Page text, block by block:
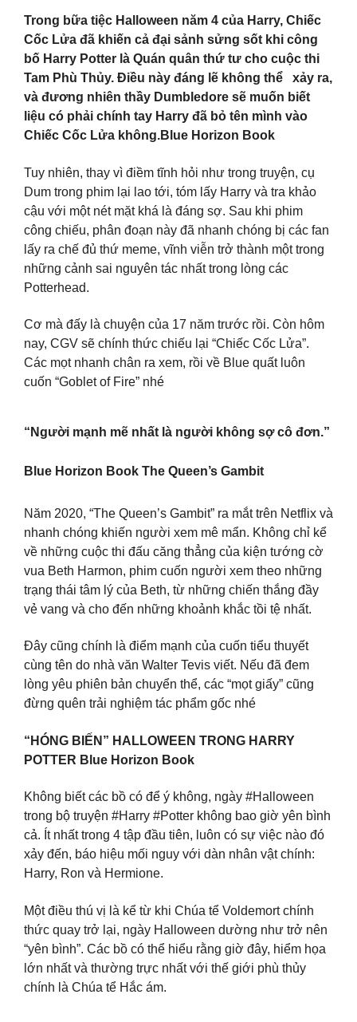
Trong bữa tiệc Halloween năm 4 của Harry, Chiếc
Cốc Lửa đã khiến cả đại sảnh sửng sốt khi công
bố Harry Potter là Quán quân thứ tư cho cuộc thi
Tam Phù Thủy. Điều này đáng lẽ không thể xảy ra,
và đương nhiên thầy Dumbledore sẽ muốn biết
liệu có phải chính tay Harry đã bỏ tên mình vào
Chiếc Cốc Lửa không.Blue Horizon Book
Tuy nhiên, thay vì điềm tĩnh hỏi như trong truyện, cụ
Dum trong phim lại lao tới, tóm lấy Harry và tra khảo
cậu với một nét mặt khá là đáng sợ. Sau khi phim
công chiếu, phân đoạn này đã nhanh chóng bị các fan
lấy ra chế đủ thứ meme, vĩnh viễn trở thành một trong
những cảnh sai nguyên tác nhất trong lòng các
Potterhead.
Cơ mà đấy là chuyện của 17 năm trước rồi. Còn hôm
nay, CGV sẽ chính thức chiếu lại “Chiếc Cốc Lửa”.
Các mọt nhanh chân ra xem, rồi về Blue quất luôn
cuốn “Goblet of Fire” nhé
“Người mạnh mẽ nhất là người không sợ cô đơn.”
Blue Horizon Book The Queen’s Gambit
Năm 2020, “The Queen’s Gambit” ra mắt trên Netflix và
nhanh chóng khiến người xem mê mẩn. Không chỉ kể
về những cuộc thi đấu căng thẳng của kiện tướng cờ
vua Beth Harmon, phim cuốn người xem theo những
trạng thái tâm lý của Beth, từ những chiến thắng đầy
vẻ vang và cho đến những khoảnh khắc tồi tệ nhất.
Đây cũng chính là điểm mạnh của cuốn tiểu thuyết
cùng tên do nhà văn Walter Tevis viết. Nếu đã đem
lòng yêu phiên bản chuyển thể, các “mọt giấy” cũng
đừng quên trải nghiệm tác phẩm gốc nhé
“HÓNG BIẾN” HALLOWEEN TRONG HARRY
POTTER Blue Horizon Book
Không biết các bồ có để ý không, ngày #Halloween
trong bộ truyện #Harry #Potter không bao giờ yên bình
cả. Ít nhất trong 4 tập đầu tiên, luôn có sự việc nào đó
xảy đến, báo hiệu mối nguy với dàn nhân vật chính:
Harry, Ron và Hermione.
Một điều thú vị là kể từ khi Chúa tể Voldemort chính
thức quay trở lại, ngày Halloween dường như trở nên
“yên bình”. Các bồ có thể hiểu rằng giờ đây, hiểm họa
lớn nhất và thường trực nhất với thế giới phù thủy
chính là Chúa tể Hắc ám.